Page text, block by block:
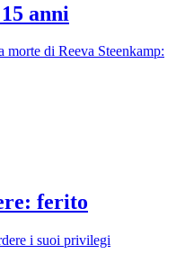
anni
morte di Reeva Steenkamp:
ferito
i suoi privilegi